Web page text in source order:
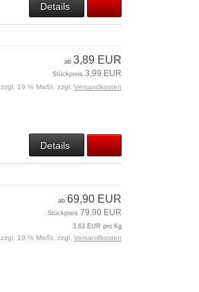
Details
ab 3,89 EUR
Stückpreis 3,99 EUR
zzgl. 19 % MwSt. zzgl. Versandkosten
Details
ab 69,90 EUR
Stückpreis 79,90 EUR
3,63 EUR pro Kg
zzgl. 19 % MwSt. zzgl. Versandkosten